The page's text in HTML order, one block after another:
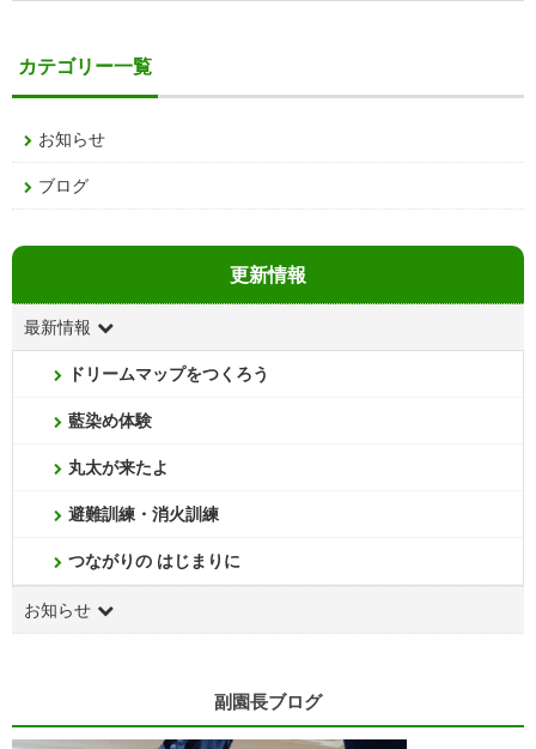
カテゴリー一覧
お知らせ
ブログ
更新情報
最新情報
ドリームマップをつくろう
藍染め体験
丸太が来たよ
避難訓練・消火訓練
つながりの はじまりに
お知らせ
副園長ブログ